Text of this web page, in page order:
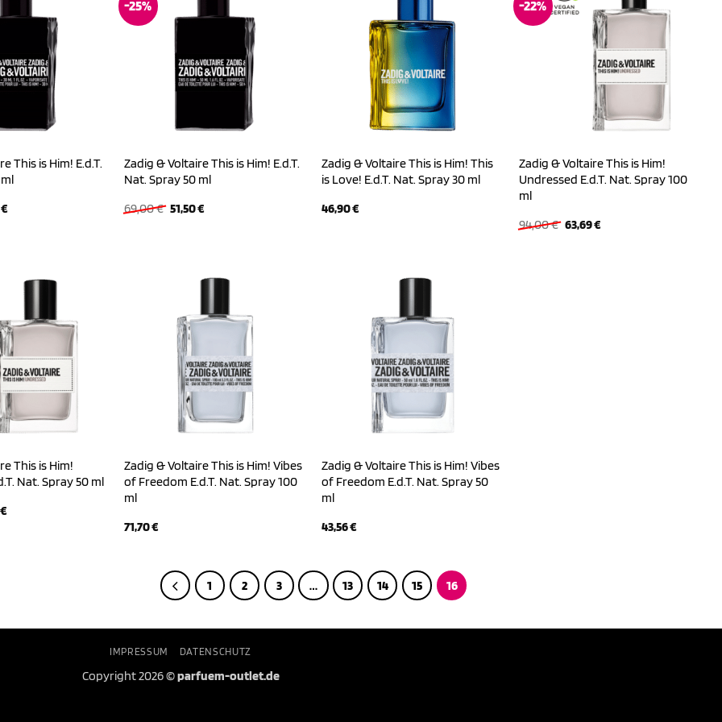
This is Him! E.d.T.
€Aktueller
-25%
Zadig & Voltaire This is Him! E.d.T.
Nat. Spray 50 ml
69,00€ Ursprünglicher
51,50€Aktueller
Zadig & Voltaire This is Him! This
is Love! E.d.T. Nat. Spray 30 ml
46,90€
-22%
Zadig & Voltaire This is Him!
Undressed E.d.T. Nat. Spray 100
ml
94,00€ Ursprünglicher
63,69€Aktueller
This is Him!
Nat. Spray 50 ml
€Aktueller
Zadig & Voltaire This is Him! Vibes
of Freedom E.d.T. Nat. Spray 100
ml
71,70€
Zadig & Voltaire This is Him! Vibes
of Freedom E.d.T. Nat. Spray 50
ml
43,56€
1 2 3 … 13 14 15 16
IMPRESSUM DATENSCHUTZ
Copyright 2026 ©parfuem-outlet.de